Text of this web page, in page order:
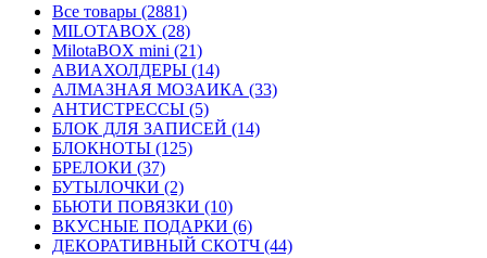
Все товары (2881)
MILOTABOX (28)
MilotaBOX mini (21)
АВИАХОЛДЕРЫ (14)
АЛМАЗНАЯ МОЗАИКА (33)
АНТИСТРЕССЫ (5)
БЛОК ДЛЯ ЗАПИСЕЙ (14)
БЛОКНОТЫ (125)
БРЕЛОКИ (37)
БУТЫЛОЧКИ (2)
БЬЮТИ ПОВЯЗКИ (10)
ВКУСНЫЕ ПОДАРКИ (6)
ДЕКОРАТИВНЫЙ СКОТЧ (44)